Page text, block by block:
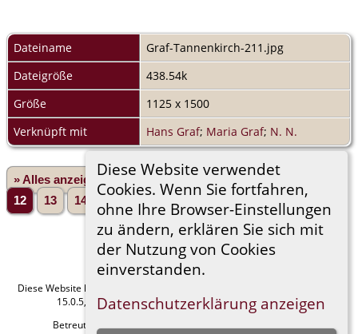
Diese Website verwendet
Cookies. Wenn Sie fortfahren,
ohne Ihre Browser-Einstellungen
zu ändern, erklären Sie sich mit
der Nutzung von Cookies
einverstanden.
Datenschutzerklärung anzeigen
Dateiname
Graf-Tannenkirch-211.jpg
Dateigröße
438.54k
Größe
1125 x 1500
Verknüpft mit
Hans Graf; Maria Graf; N. N.
» Alles anzeigen
12
13 14 15 16
Diese Website läuft mit
15.0.5, programmiert von Darrin Lythgoe © 2001-2026.
Betreut von